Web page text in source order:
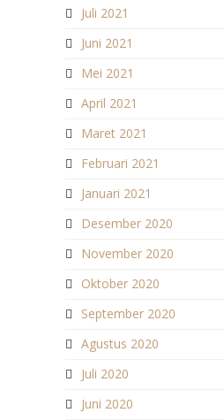
Juli 2021
Juni 2021
Mei 2021
April 2021
Maret 2021
Februari 2021
Januari 2021
Desember 2020
November 2020
Oktober 2020
September 2020
Agustus 2020
Juli 2020
Juni 2020